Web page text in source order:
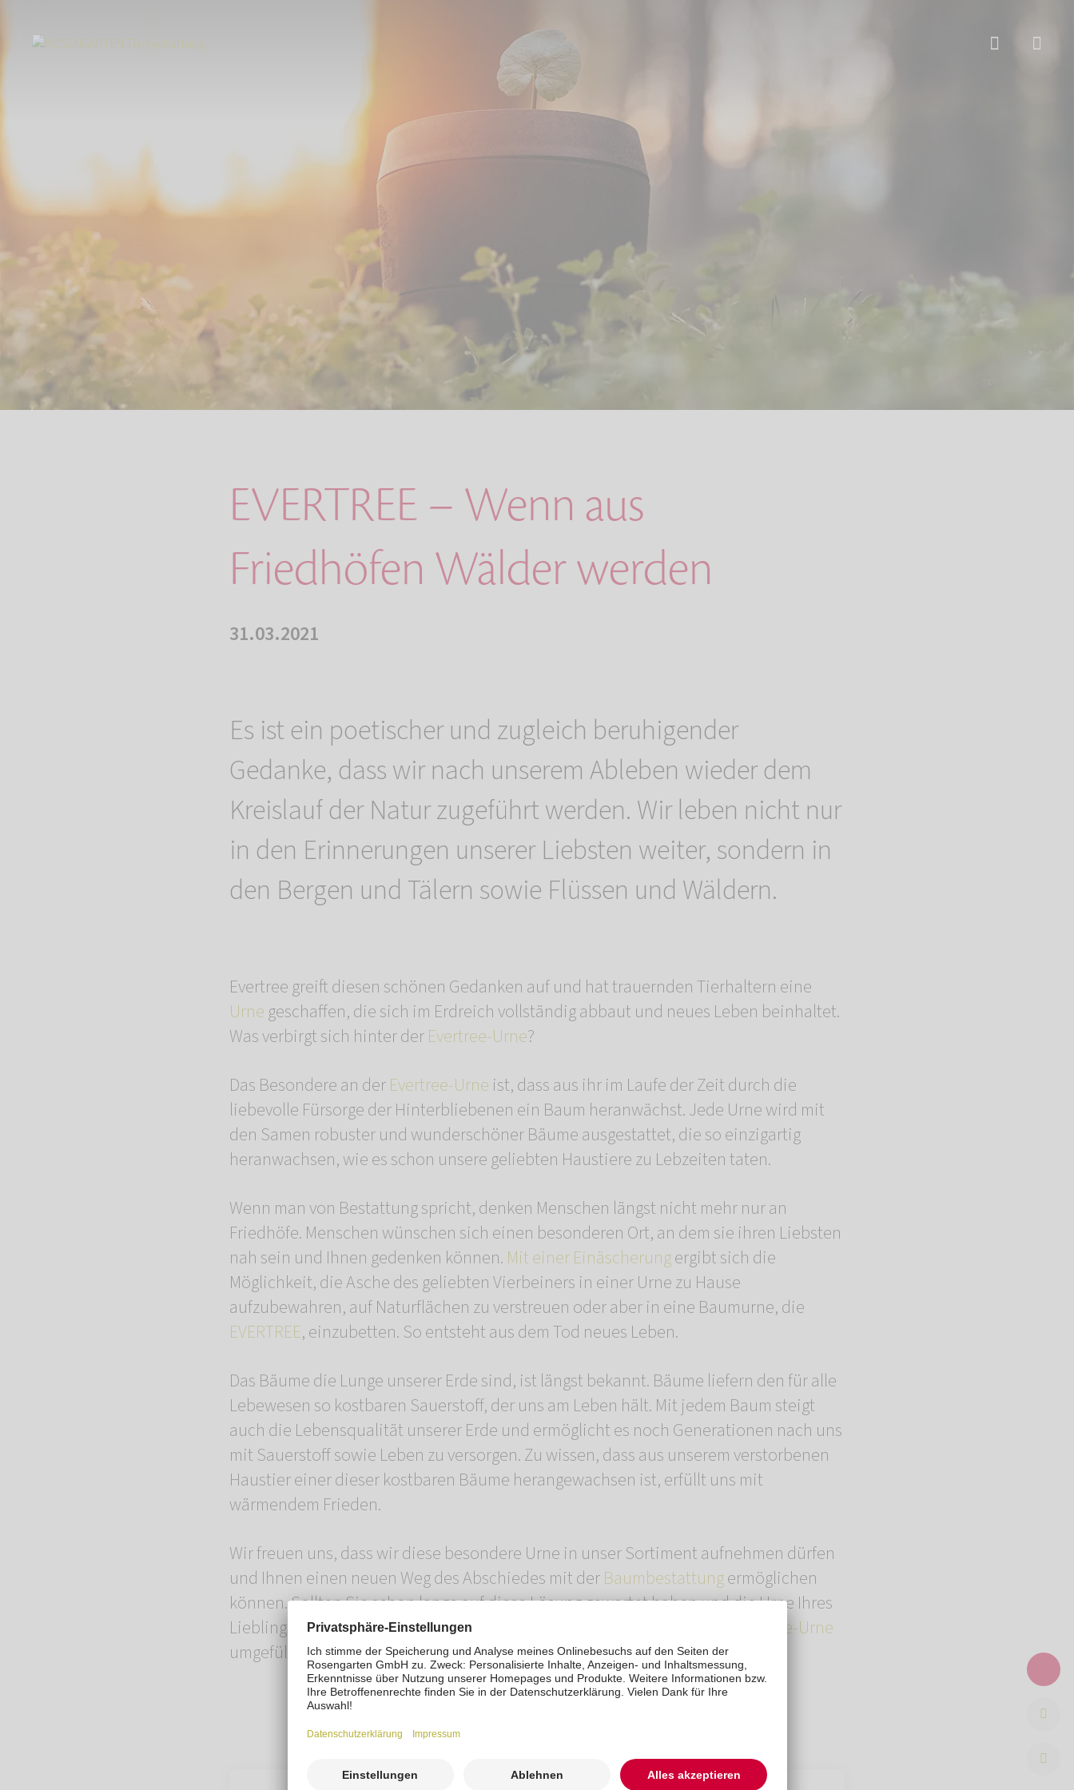
EVERTREE – Wenn aus Friedhöfen Wälder werden
EVERTREE – Wenn aus
Friedhöfen Wälder werden
31.03.2021
Es ist ein poetischer und zugleich beruhigender
Gedanke, dass wir nach unserem Ableben wieder dem
Kreislauf der Natur zugeführt werden. Wir leben nicht nur
in den Erinnerungen unserer Liebsten weiter, sondern in
den Bergen und Tälern sowie Flüssen und Wäldern.
Evertree greift diesen schönen Gedanken auf und hat trauernden Tierhaltern eine
Urnegeschaffen, die sich im Erdreich vollständig abbaut und neues Leben beinhaltet.
Was verbirgt sich hinter derEvertree-Urne?
Das Besondere an derEvertree-Urne ist, dass aus ihr im Laufe der Zeit durch die
liebevolle Fürsorge der Hinterbliebenen ein Baum heranwächst. Jede Urne wird mit
den Samen robuster und wunderschöner Bäume ausgestattet, die so einzigartig
heranwachsen, wie es schon unsere geliebten Haustiere zu Lebzeiten taten.
Wenn man von Bestattung spricht, denken Menschen längst nicht mehr nur an
Friedhöfe. Menschen wünschen sich einen besonderen Ort, an dem sie ihren Liebsten
nah sein und Ihnen gedenken können. Mit einer Einäscherungergibt sich die
Möglichkeit, die Asche des geliebten Vierbeiners in einer Urne zu Hause
aufzubewahren, auf Naturflächen zu verstreuen oder aber in eine Baumurne, die
EVERTREE, einzubetten. So entsteht aus dem Tod neues Leben.
Das Bäume die Lunge unserer Erde sind, ist längst bekannt. Bäume liefern den für alle
Lebewesen so kostbaren Sauerstoff, der uns am Leben hält. Mit jedem Baum steigt
auch die Lebensqualität unserer Erde und ermöglicht es noch Generationen nach uns
mit Sauerstoff sowie Leben zu versorgen. Zu wissen, dass aus unserem verstorbenen
Haustier einer dieser kostbaren Bäume herangewachsen ist, erfüllt uns mit
wärmendem Frieden.
Wir freuen uns, dass wir diese besondere Urne in unser Sortiment aufnehmen dürfen
und Ihnen einen neuen Weg des Abschiedes mit derBaumbestattungermöglichen
können. Sollten Sie schon lange auf diese Lösung gewartet haben und die Urne Ihres
Lieblings ist bereits zu Hause, kann die Asche auch nachträglich in die
Evertree-Urne
umgefüllt werden.